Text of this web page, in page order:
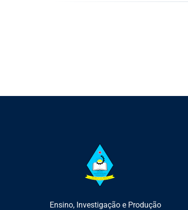
Ensino, Investigação e Produção